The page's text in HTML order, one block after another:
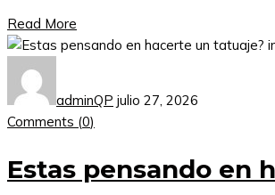
Read More
adminQP julio 27, 2026
Comments (0)
Estas pensando en